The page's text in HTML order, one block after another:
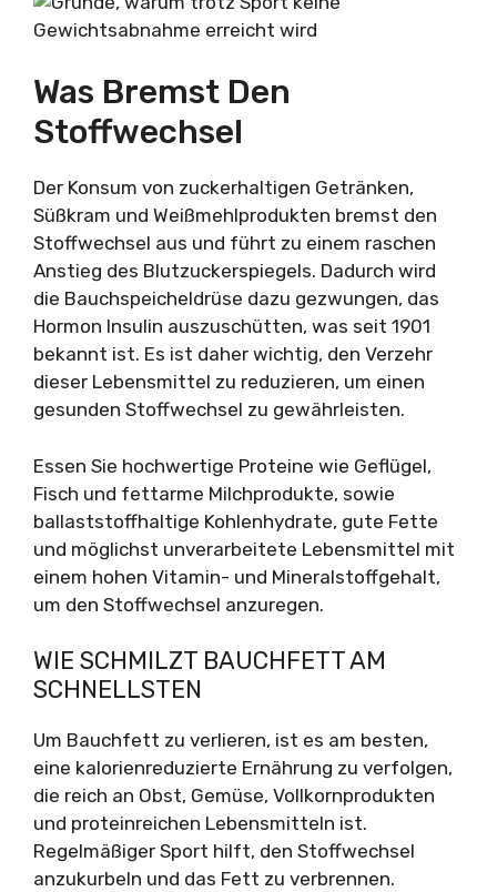
Was Bremst Den
Stoffwechsel
Der Konsum von zuckerhaltigen Getränken,
Süßkram und Weißmehlprodukten bremst den
Stoffwechsel aus und führt zu einem raschen
Anstieg des Blutzuckerspiegels. Dadurch wird
die Bauchspeicheldrüse dazu gezwungen, das
Hormon Insulin auszuschütten, was seit 1901
bekannt ist. Es ist daher wichtig, den Verzehr
dieser Lebensmittel zu reduzieren, um einen
gesunden Stoffwechsel zu gewährleisten.
Essen Sie hochwertige Proteine wie Geflügel,
Fisch und fettarme Milchprodukte, sowie
ballaststoffhaltige Kohlenhydrate, gute Fette
und möglichst unverarbeitete Lebensmittel mit
einem hohen Vitamin- und Mineralstoffgehalt,
um den Stoffwechsel anzuregen.
WIE SCHMILZT BAUCHFETT AM
SCHNELLSTEN
Um Bauchfett zu verlieren, ist es am besten,
eine kalorienreduzierte Ernährung zu verfolgen,
die reich an Obst, Gemüse, Vollkornprodukten
und proteinreichen Lebensmitteln ist.
Regelmäßiger Sport hilft, den Stoffwechsel
anzukurbeln und das Fett zu verbrennen.